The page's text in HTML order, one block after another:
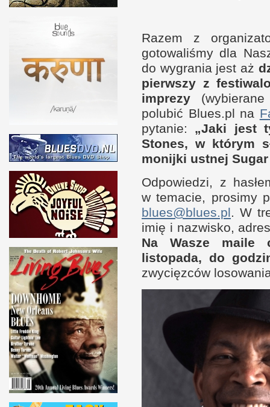
Razem z o
gotowaliśmy dla
do wygrania jest aż
pierw­szy z f
imprezy
polubić Blues​.pl na
pytanie: „Jaki jest
Stones, w którym
monijki ust­nej
Odpowiedzi, z h
w temacie, prosimy
blues@​blues.​pl. W t
imię i nazwisko,
Na Wasze maile
listopada, do
zwycięz­ców